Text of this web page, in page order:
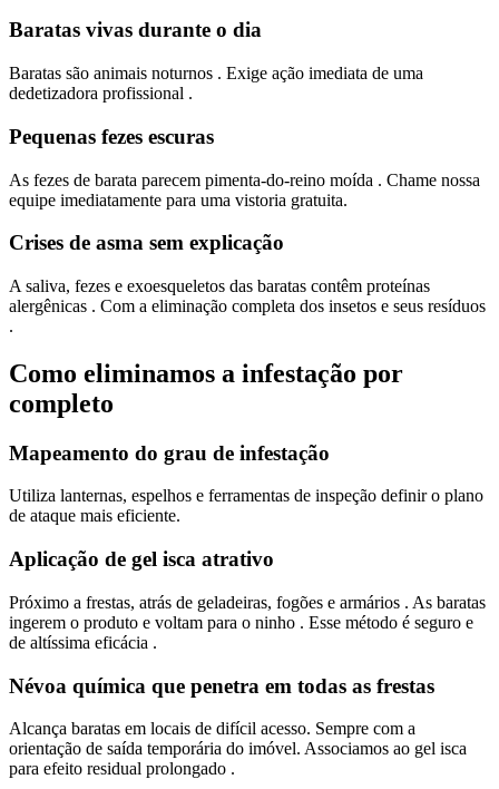
Baratas vivas durante o dia
Baratas são animais noturnos . Exige ação imediata de uma
dedetizadora profissional .
Pequenas fezes escuras
As fezes de barata parecem pimenta-do-reino moída . Chame nossa
equipe imediatamente para uma vistoria gratuita.
Crises de asma sem explicação
A saliva, fezes e exoesqueletos das baratas contêm proteínas
alergênicas . Com a eliminação completa dos insetos e seus resíduos
.
Como eliminamos a infestação por
completo
Mapeamento do grau de infestação
Utiliza lanternas, espelhos e ferramentas de inspeção definir o plano
de ataque mais eficiente.
Aplicação de gel isca atrativo
Próximo a frestas, atrás de geladeiras, fogões e armários . As baratas
ingerem o produto e voltam para o ninho . Esse método é seguro e
de altíssima eficácia .
Névoa química que penetra em todas as frestas
Alcança baratas em locais de difícil acesso. Sempre com a
orientação de saída temporária do imóvel. Associamos ao gel isca
para efeito residual prolongado .